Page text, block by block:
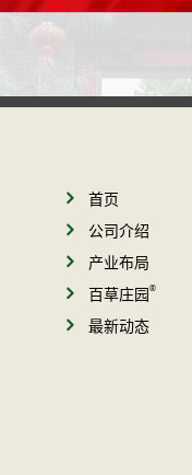
首页
公司介绍
产业布局
百草庄园®
最新动态